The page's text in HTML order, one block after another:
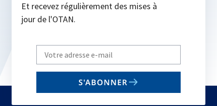
Et recevez régulièrement des mises à
jour de l'OTAN.
Write
your
email
S'ABONNER